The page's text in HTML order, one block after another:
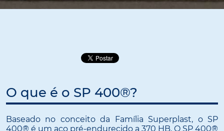
O que é o SP 400®?
Baseado no conceito da Família Superplast, o SP
400® é um aço pré-endurecido a 370 HB. O SP 400®